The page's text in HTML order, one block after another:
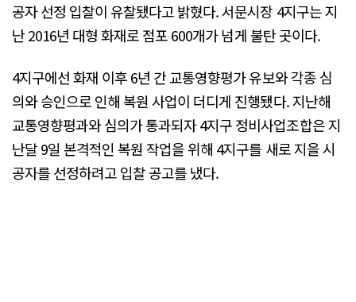
공자 선정 입찰이 유찰됐다고 밝혔다. 서문시장 4지구는 지
난 2016년 대형 화재로 점포 600개가 넘게 불탄 곳이다.
4지구에선 화재 이후 6년 간 교통영향평가 유보와 각종 심
의와 승인으로 인해 복원 사업이 더디게 진행됐다. 지난해
교통영향평과와 심의가 통과되자 4지구 정비사업조합은 지
난달 9일 본격적인 복원 작업을 위해 4지구를 새로 지을 시
공자를 선정하려고 입찰 공고를 냈다.